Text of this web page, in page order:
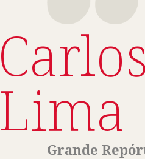
Lima
Grande